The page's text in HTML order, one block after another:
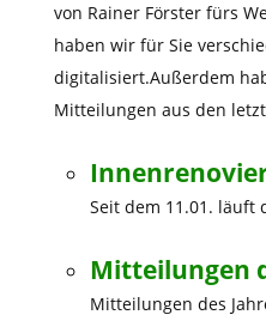
von Rainer Förster fürs
haben wir für Sie
digitalisiert.Außerdem
Mitteilungen aus den
Seit dem 11.01. läuft
Mitteilungen
Mitteilungen des